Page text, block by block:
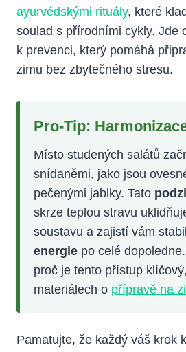
ayurvédskými rituály, které
soulad s přírodními cykly. Jde
k prevenci, který pomáhá
zimu bez zbytečného stresu.
Pro-Tip:
Místo studených salátů
snídaněmi, jako jsou
pečenými jablky. Tato
skrze teplou stravu
soustavu a zajistí vám
energie po celé
proč je tento přístup
materiálech o přípravě na
Pamatujte, že každý váš krok